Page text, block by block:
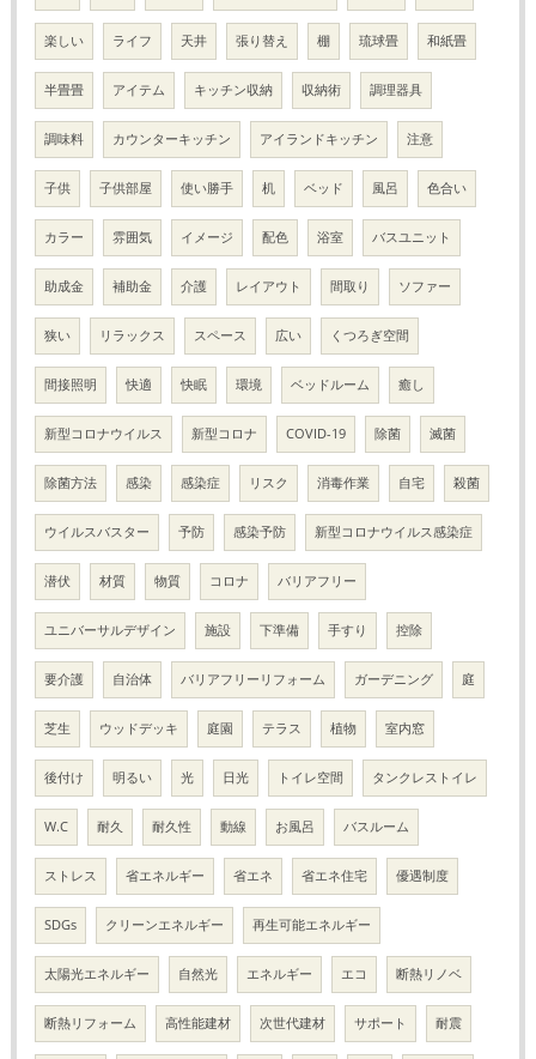
楽しい ライフ 天井 張り替え 棚 琉球畳 和紙畳
半畳畳 アイテム キッチン収納 収納術 調理器具
調味料 カウンターキッチン アイランドキッチン 注意
子供 子供部屋 使い勝手 机 ベッド 風呂 色合い
カラー 雰囲気 イメージ 配色 浴室 バスユニット
助成金 補助金 介護 レイアウト 間取り ソファー
狭い リラックス スペース 広い くつろぎ空間
間接照明 快適 快眠 環境 ベッドルーム 癒し
新型コロナウイルス 新型コロナ COVID-19 除菌 滅菌
除菌方法 感染 感染症 リスク 消毒作業 自宅 殺菌
ウイルスバスター 予防 感染予防 新型コロナウイルス感染症
潜伏 材質 物質 コロナ バリアフリー
ユニバーサルデザイン 施設 下準備 手すり 控除
要介護 自治体 バリアフリーリフォーム ガーデニング 庭
芝生 ウッドデッキ 庭園 テラス 植物 室内窓
後付け 明るい 光 日光 トイレ空間 タンクレストイレ
W.C 耐久 耐久性 動線 お風呂 バスルーム
ストレス 省エネルギー 省エネ 省エネ住宅 優遇制度
SDGs クリーンエネルギー 再生可能エネルギー
太陽光エネルギー 自然光 エネルギー エコ 断熱リノベ
断熱リフォーム 高性能建材 次世代建材 サポート 耐震